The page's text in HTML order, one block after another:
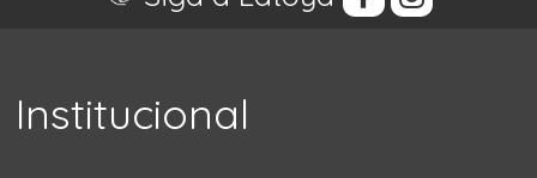
Institucional